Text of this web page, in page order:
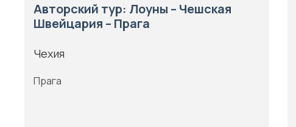
Авторский тур: Лоуны – Чешская
Швейцария – Прага
Чехия
Прага